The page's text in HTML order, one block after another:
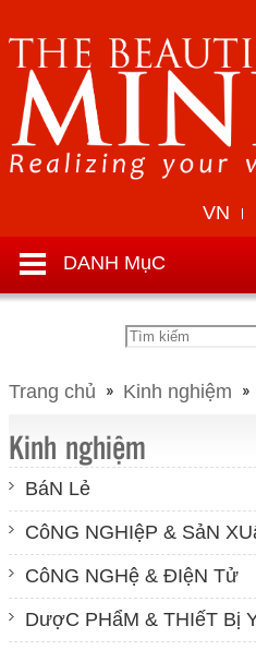
VN
DANH MụC
Trang chủ Kinh nghiệm
Kinh nghiệm
BáN Lẻ
CôNG NGHIệP & SảN
CôNG NGHệ & ĐIệN Tử
DượC PHẩM & THIếT Bị